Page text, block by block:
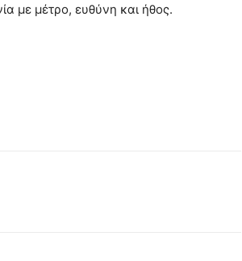
με μέτρο, ευθύνη και ήθος.